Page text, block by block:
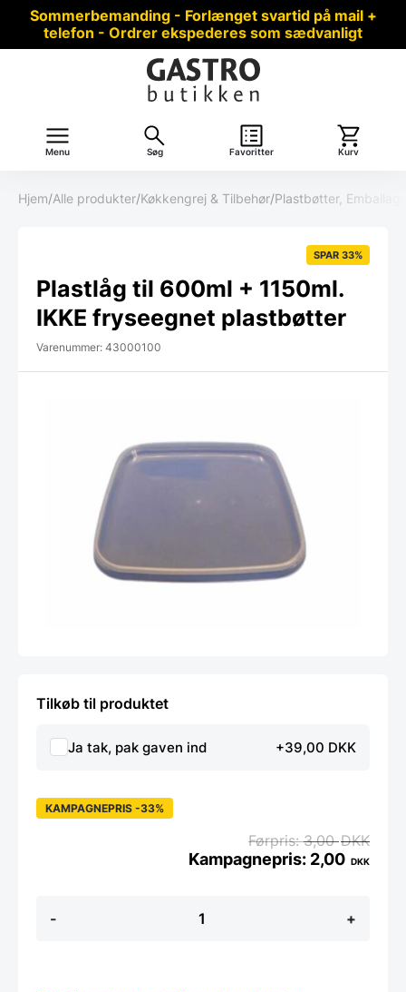
Sommerbemanding - Forlænget svartid på mail +
telefon - Ordrer ekspederes som sædvanligt
Menu Søg Favoritter Kurv
Hjem/Alle produkter/Køkkengrej & Tilbehør/Plastbøtter,
SPAR 33%
Plastlåg til 600ml + 1150ml.
IKKE fryseegnet plastbøtter
Varenummer: 43000100
Tilkøb til produktet
Ja tak, pak gaven ind +39,00 DKK
- +
KAMPAGNEPRIS -33%
3,00DKK
2,00 DKK